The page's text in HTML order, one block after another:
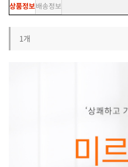
상품정보배송정보
1개